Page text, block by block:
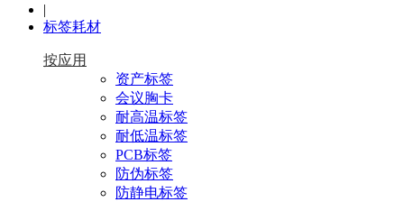
|
标签耗材
按应用
资产标签
会议胸卡
耐高温标签
耐低温标签
PCB标签
防伪标签
防静电标签